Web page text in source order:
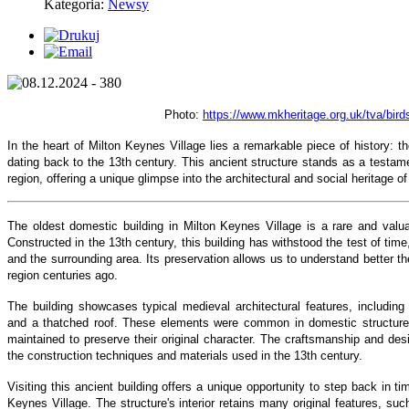
Kategoria: Newsy
Photo: https://www.mkheritage.org.uk/tva/
In the heart of Milton Keynes Village lies a remarkable piece of history:
dating back to the 13th century. This ancient structure stands as a
region, offering a unique glimpse into the architectural and social heritage
The oldest domestic building in Milton Keynes Village is a rare and
Constructed in the 13th century, this building has withstood the test of
and the surrounding area. Its preservation allows us to understand better
region centuries ago.
The building showcases typical medieval architectural features,
and a thatched roof. These elements were common in domestic
maintained to preserve their original character. The craftsmanship and
the construction techniques and materials used in the 13th century.
Visiting this ancient building offers a unique opportunity to step back in
Keynes Village. The structure's interior retains many original features,